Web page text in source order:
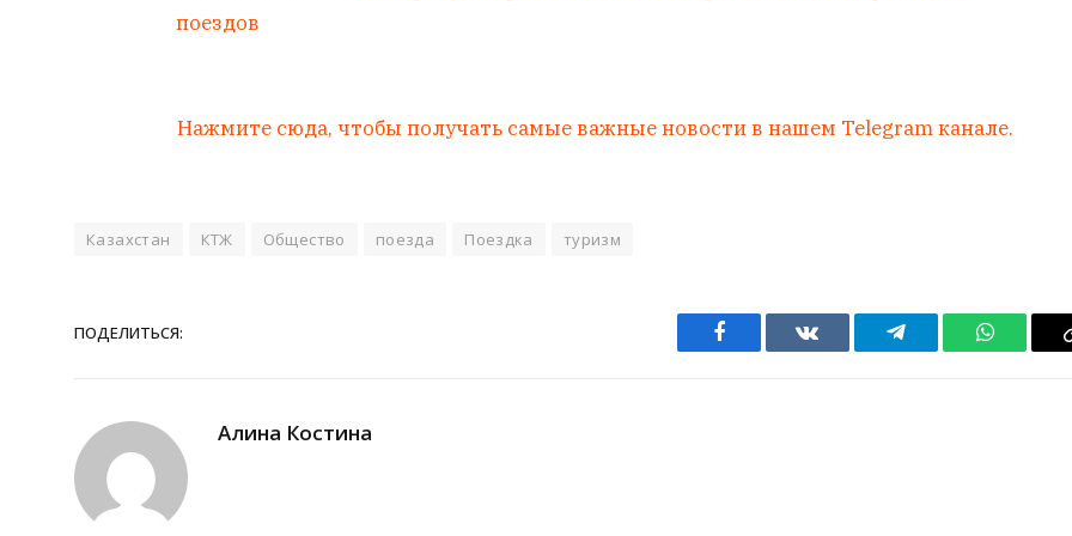
поездов
Нажмите сюда, чтобы получать самые важные новости в нашем Telegram канале.
Казахстан КТЖ Общество поезда Поездка туризм
ПОДЕЛИТЬСЯ:
Facebook VKontakteTelegram
Алина Костина